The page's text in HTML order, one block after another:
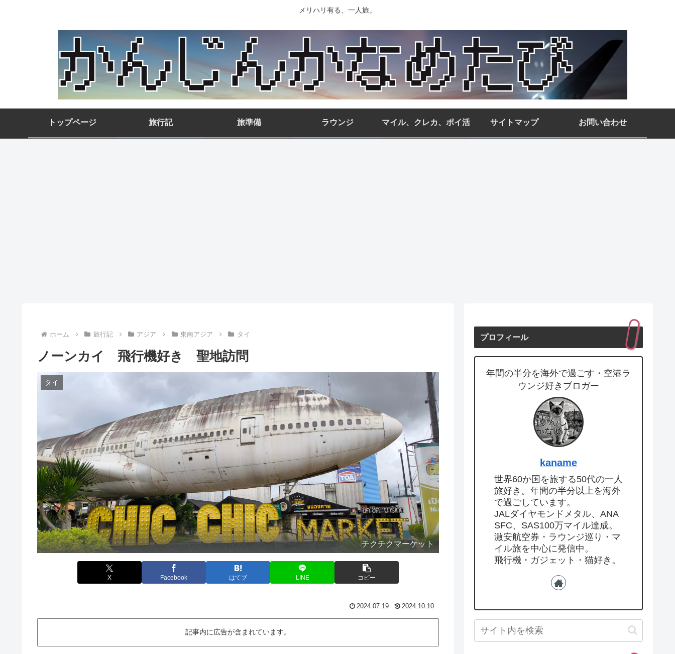
メリハリ有る、一人旅。
トップページ 旅行記 旅準備 ラウンジ マイル、クレカ、ポイ活 サイトマップ お問い合わせ
ホーム 旅行記 アジア 東南アジア タイ
ノーンカイ 飛行機好き 聖地訪問
タイ
チクチクマーケット
X Facebook はてブ LINE コピー
2024.07.19 2024.10.10
記事内に広告が含まれています。
プロフィール
年間の半分を海外で過ごす・空港ラ
ウンジ好きブロガー
kaname
世界60か国を旅する50代の一人
旅好き。年間の半分以上を海外
で過ごしています。
JALダイヤモンドメタル、ANA
SFC、SAS100万マイル達成。
激安航空券・ラウンジ巡り・マ
イル旅を中心に発信中。
飛行機・ガジェット・猫好き。